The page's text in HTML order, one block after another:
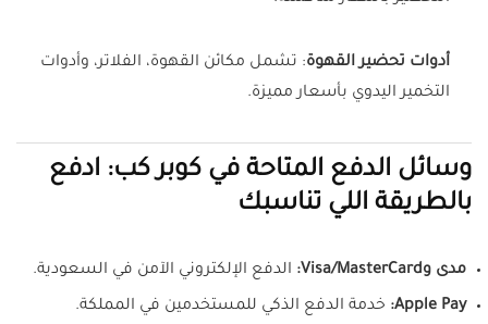
أدوات تحضير القهوة: تشمل مكائن القهوة، الفلاتر، وأدوات
التخمير اليدوي بأسعار مميزة.
وسائل الدفع المتاحة في كوبر كب: ادفع
بالطريقة اللي تناسبك
مدى وVisa/MasterCard: الدفع الإلكتروني الآمن في السعودية.
Apple Pay: خدمة الدفع الذكي للمستخدمين في المملكة.